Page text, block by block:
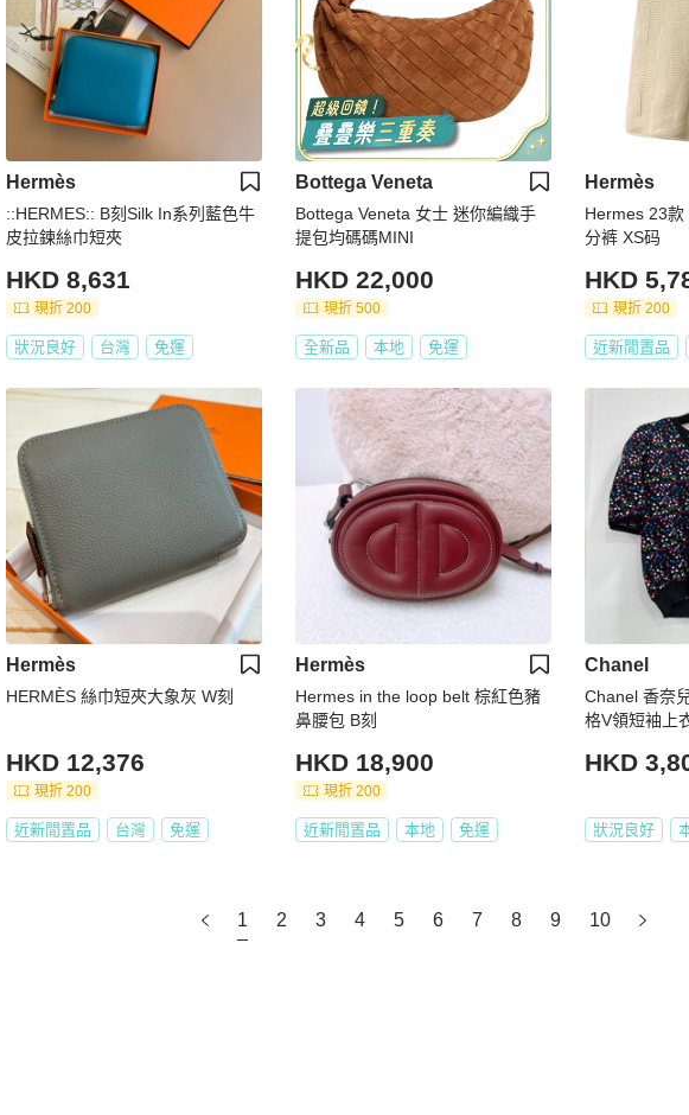
Hermès
::HERMES:: B刻Silk In系列藍色牛
皮拉鍊絲巾短夾
HKD 8,631
現折 200
狀況良好 台灣 免運
Bottega Veneta
Bottega Veneta 女士 迷你編織手
提包均碼碼MINI
HKD 22,000
現折 500
全新品 本地 免運
Hermès
Hermes 23款
分裤 XS码
HKD
現折 200
近新閒置品
Hermès
HERMÈS 絲巾短夾大象灰 W刻
HKD 12,376
現折 200
近新閒置品 台灣 免運
Hermès
Hermes in the loop belt 棕紅色豬
鼻腰包 B刻
HKD 18,900
現折 200
近新閒置品 本地 免運
Chanel
Chanel 香奈
格V領短袖上
HKD
狀況良好
1 2 3 4 5 6 7 8 9 10